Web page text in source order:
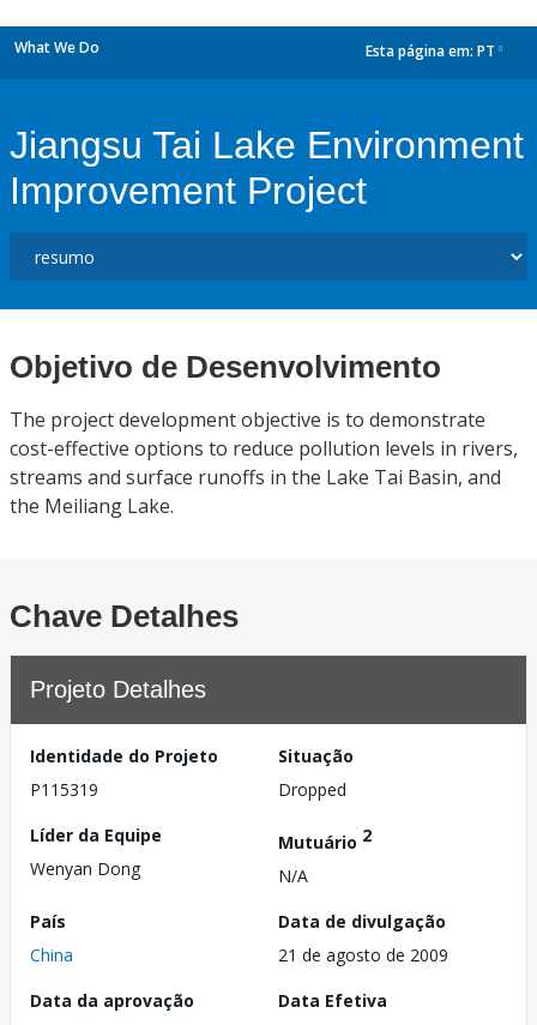
What We Do Esta página em: PT
Jiangsu Tai Lake Environment
Improvement Project
Objetivo de Desenvolvimento
The project development objective is to demonstrate
cost-effective options to reduce pollution levels in rivers,
streams and surface runoffs in the Lake Tai Basin, and
the Meiliang Lake.
Chave Detalhes
Projeto Detalhes
Identidade do Projeto
P115319
Situação
Dropped
Líder da Equipe
Wenyan Dong
Mutuário 2
N/A
País
China
Data de divulgação
21 de agosto de 2009
Data da aprovação
Data Efetiva